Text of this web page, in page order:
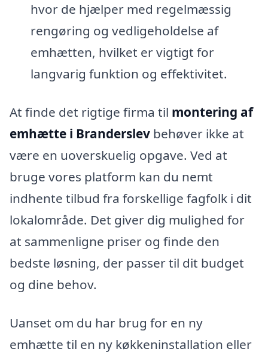
hvor de hjælper med regelmæssig
rengøring og vedligeholdelse af
emhætten, hvilket er vigtigt for
langvarig funktion og effektivitet.
At finde det rigtige firma til montering af
emhætte i Branderslev behøver ikke at
være en uoverskuelig opgave. Ved at
bruge vores platform kan du nemt
indhente tilbud fra forskellige fagfolk i dit
lokalområde. Det giver dig mulighed for
at sammenligne priser og finde den
bedste løsning, der passer til dit budget
og dine behov.
Uanset om du har brug for en ny
emhætte til en ny køkkeninstallation eller